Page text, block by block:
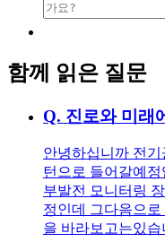
함께 읽은 질문
Q. 진로와 미래
안녕하십니까 전
턴으로 들어갈예
부발전 모니터링
정인데 그다음으
을 바라보고는있